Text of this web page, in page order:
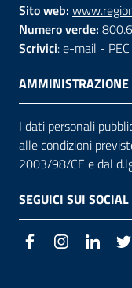
Sito web:
Numero verde:
Scrivici:e-mail - PEC
AMMINISTRAZIONE
I dati personali
alle condizioni
2003/98/CE e dal
SEGUICI SUI SOCIAL
FacebookInstagram